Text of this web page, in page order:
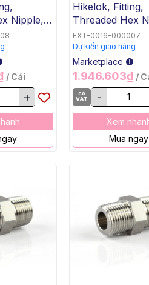
Nipple,
MNPT,
/ Cái
+
Hikelok, Fitting,
Threaded Hex
3/8" Female JIC
FNPT, 5000 PSI,
EXT-0016-000007
Dự kiến giao hàng
Marketplace
1.946.603₫ /
có
VAT
-
Xem
Mua ngay